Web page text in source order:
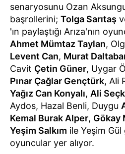
senaryosunu Ozan
başrollerini; Tolga Sarıtaş
'ın paylaştığı Arıza'nın
Ahmet Mümtaz Taylan,
Levent Can, Murat
Cavit Çetin Güner, Uygar
Pınar Çağlar Gençtürk, Ali
Yağız Can Konyalı, Ali
Aydos, Hazal Benli, Duygu
Kemal Burak Alper, Gökay
Yeşim Salkım ile Yeşim
oyuncular yer alıyor.